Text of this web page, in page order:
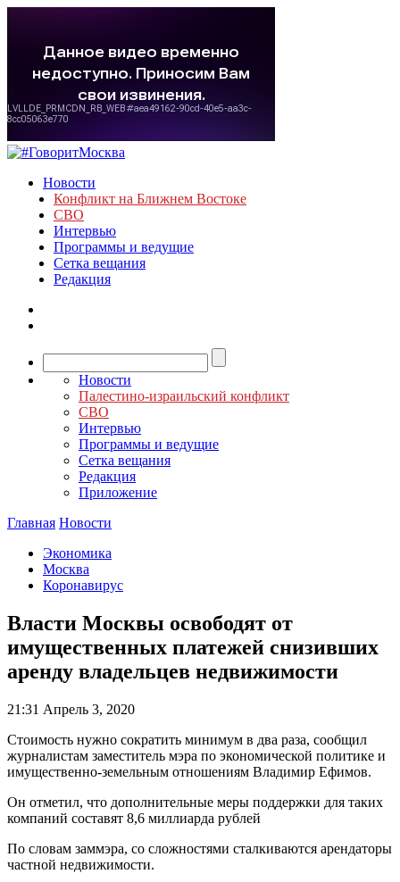
Новости
Конфликт на Ближнем Востоке
СВО
Интервью
Программы и ведущие
Сетка вещания
Редакция
Новости
Палестино-израильский конфликт
СВО
Интервью
Программы и ведущие
Сетка вещания
Редакция
Приложение
Главная Новости
Экономика
Москва
Коронавирус
Власти Москвы освободят от
имущественных платежей снизивших
аренду владельцев недвижимости
21:31 Апрель 3, 2020
Стоимость нужно сократить минимум в два раза, сообщил
журналистам заместитель мэра по экономической политике и
имущественно-земельным отношениям Владимир Ефимов.
Он отметил, что дополнительные меры поддержки для таких
компаний составят 8,6 миллиарда рублей
По словам заммэра, со сложностями сталкиваются арендаторы
частной недвижимости.